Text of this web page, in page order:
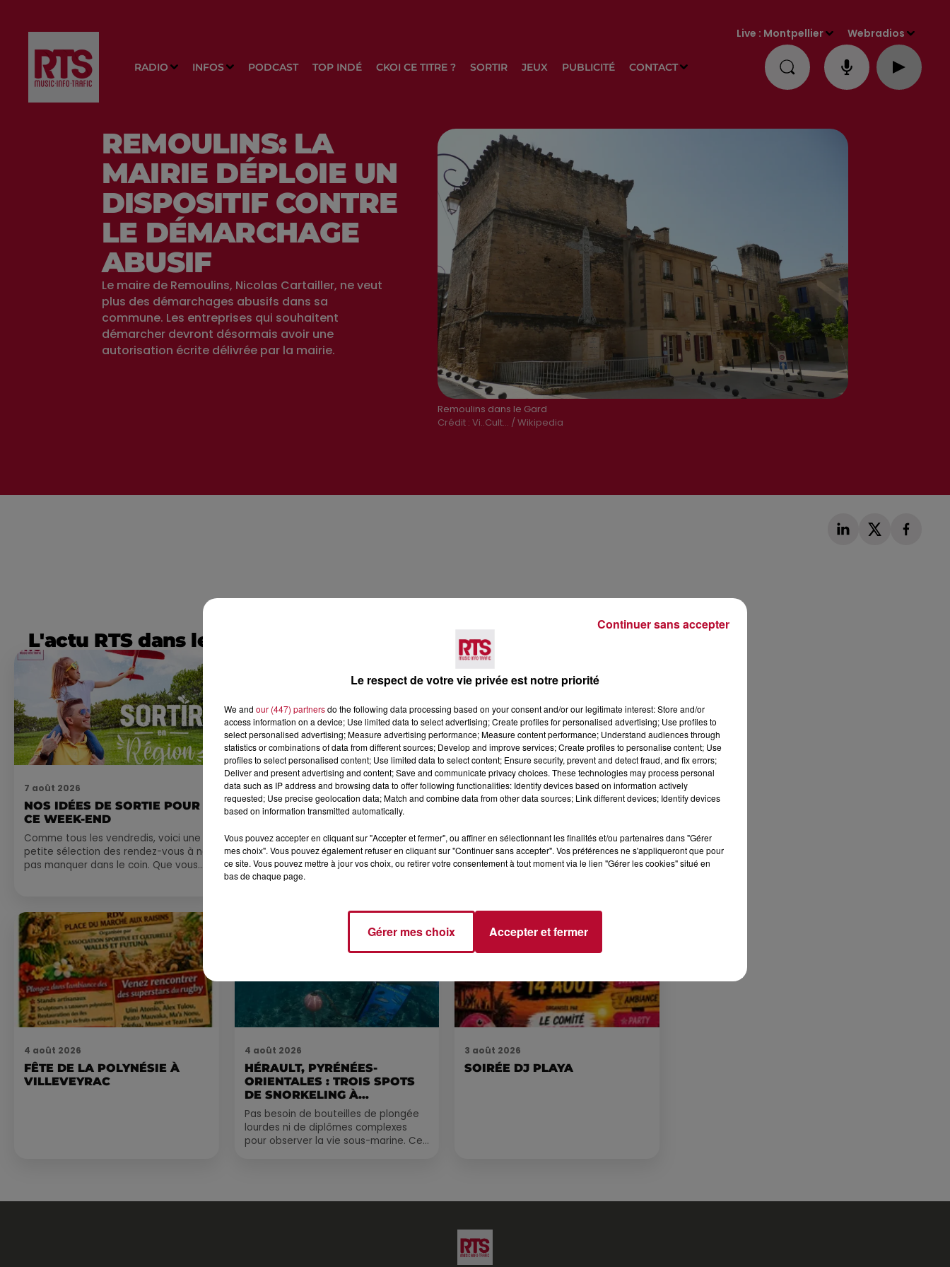
RADIO INFOS PODCAST TOP INDÉ CKOI CE TITRE ? SORTIR JEUX PUBLICITÉ CONTACT
Live : Montpellier Webradios
Remoulins dans le Gard
Crédit :Vi..Cult... / Wikipedia
REMOULINS: LA
MAIRIE DÉPLOIE UN
DISPOSITIF CONTRE
LE DÉMARCHAGE
ABUSIF
Le maire de Remoulins, Nicolas Cartailler, ne veut
plus des démarchages abusifs dans sa
commune. Les entreprises qui souhaitent
démarcher devront désormais avoir une
autorisation écrite délivrée par la mairie.
L'actu RTS dans le Sud
7 août 2026
NOS IDÉES DE SORTIE POUR
CE WEEK-END
Comme tous les vendredis, voici une
petite sélection des rendez-vous à ne
pas manquer dans le coin. Que vous
7 août 2026
DINER CONCERT À LA MJC DE
MARSEILLAN
6 août 2026
NÎMES : « LE RÊVE DU
ARÈNES CES 3...
Après un franc succès l'été dernier, le
spectacle « Le Rêve du gladiateur »
4 août 2026
FÊTE DE LA POLYNÉSIE À
VILLEVEYRAC
4 août 2026
HÉRAULT, PYRÉNÉES-
ORIENTALES : TROIS SPOTS
DE SNORKELING À
EXPLORER...
Pas besoin de bouteilles de plongée
lourdes ni de diplômes complexes
pour observer la vie sous-marine. Cet
3 août 2026
SOIRÉE DJ PLAYA
Le respect de votre vie privée est notre priorité
We and our (447) partnersdo the following data processing based on your consent and/or our legitimate interest: Store and/or
access information on a device; Use limited data to select advertising; Create profiles for personalised advertising; Use profiles to
select personalised advertising; Measure advertising performance; Measure content performance; Understand audiences through
statistics or combinations of data from different sources; Develop and improve services; Create profiles to personalise content; Use
profiles to select personalised content; Use limited data to select content; Ensure security, prevent and detect fraud, and fix errors;
Deliver and present advertising and content; Save and communicate privacy choices. These technologies may process personal
data such as IP address and browsing data to offer following functionalities: Identify devices based on information actively
requested; Use precise geolocation data; Match and combine data from other data sources; Link different devices; Identify devices
based on information transmitted automatically.
Vous pouvez accepter en cliquant sur "Accepter et fermer", ou affiner en sélectionnant les finalités et/ou partenaires dans "Gérer
mes choix". Vous pouvez également refuser en cliquant sur "Continuer sans accepter". Vos préférences ne s'appliqueront que pour
ce site. Vous pouvez mettre à jour vos choix, ou retirer votre consentement à tout moment via le lien "Gérer les cookies" situé en
bas de chaque page.
Gérer mes choix Accepter et fermer
Continuer sans accepter